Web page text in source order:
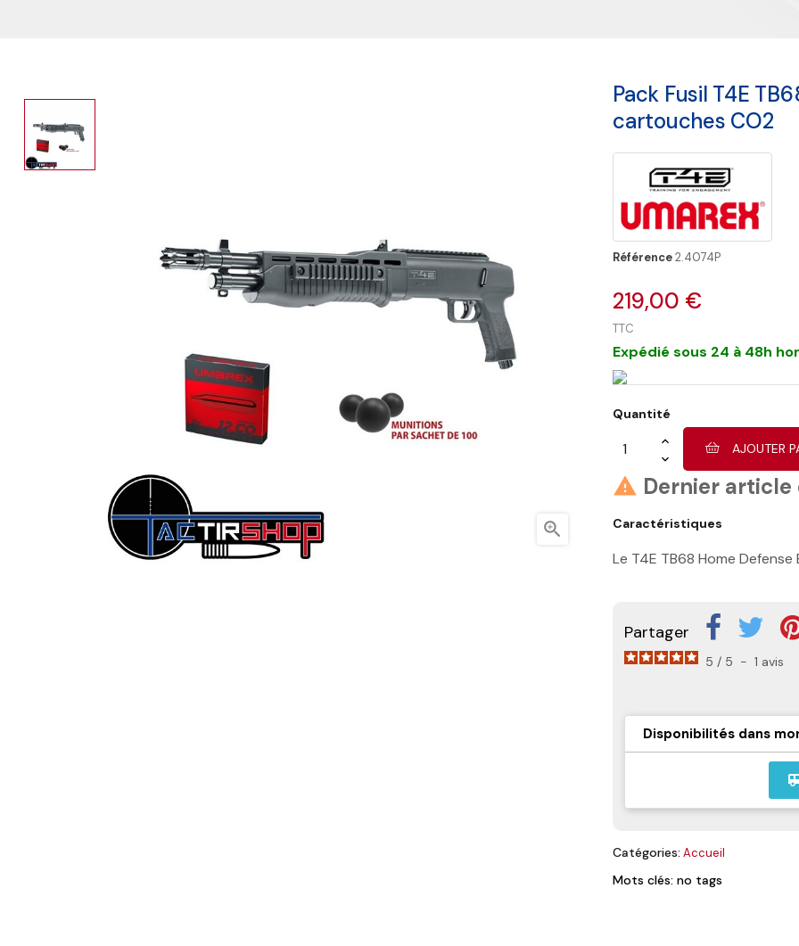

Pack Fusil T4E
cartouches CO2
Référence2.4074P
219,00 €
TTC
Expédié sous 24 à 48h
Quantité
AJOUTER
 Dernier article
Caractéristiques
Le T4E TB68 Home
Partager
5 / 5 - 1 avis
Disponibilités dans
Catégories: Accueil
Mots clés: no tags